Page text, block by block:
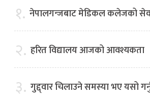
१. नेपालगन्जबाट मेडिकल कलेजको
२. हरित विद्यालय आजको आवश्यकता
३. गुद्द्वार चिलाउने समस्या भए यसो